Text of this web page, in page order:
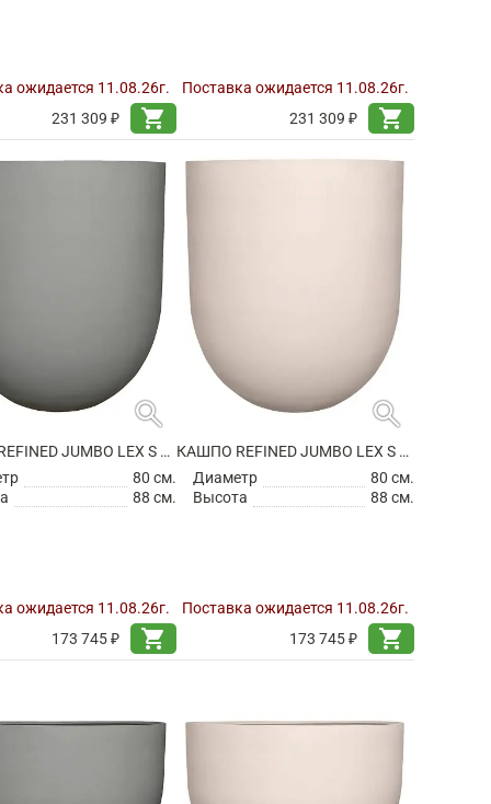
ожидается 11.08.26г.
231 309 ₽
shopping_cart
Поставка ожидается 11.08.26г.
231 309 ₽
shopping_cart
search
КАШПО REFINED JUMBO LEX S CLOUDED GREY
80 см.
88 см.
ожидается 11.08.26г.
173 745 ₽
shopping_cart
search
КАШПО REFINED JUMBO LEX S NATURAL WHITE
Диаметр
80 см.
Высота
88 см.
Поставка ожидается 11.08.26г.
173 745 ₽
shopping_cart